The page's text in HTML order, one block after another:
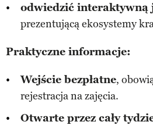
odwiedzić interaktywną
prezentującą ekosystemy
Praktyczne informacje:
Wejście bezpłatne,
rejestracja na zajęcia.
Otwarte przez cały